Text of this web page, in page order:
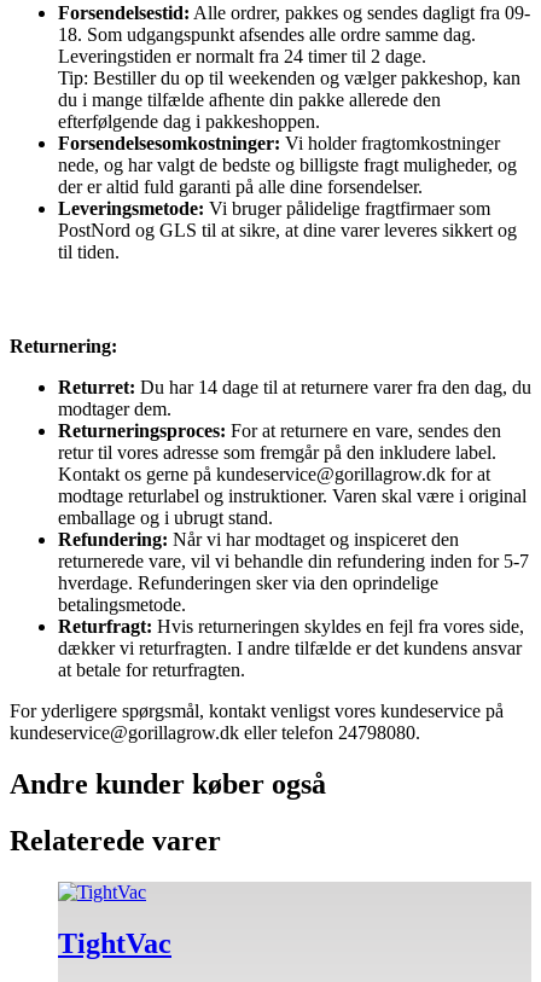
Forsendelsestid: Alle ordrer, pakkes og sendes dagligt fra 09-
18. Som udgangspunkt afsendes alle ordre samme dag.
Leveringstiden er normalt fra 24 timer til 2 dage.
Tip: Bestiller du op til weekenden og vælger pakkeshop, kan
du i mange tilfælde afhente din pakke allerede den
efterfølgende dag i pakkeshoppen.
Forsendelsesomkostninger: Vi holder fragtomkostninger
nede, og har valgt de bedste og billigste fragt muligheder, og
der er altid fuld garanti på alle dine forsendelser.
Leveringsmetode: Vi bruger pålidelige fragtfirmaer som
PostNord og GLS til at sikre, at dine varer leveres sikkert og
til tiden.
Returnering:
Returret: Du har 14 dage til at returnere varer fra den dag, du
modtager dem.
Returneringsproces: For at returnere en vare, sendes den
retur til vores adresse som fremgår på den inkludere label.
Kontakt os gerne på kundeservice@gorillagrow.dk for at
modtage returlabel og instruktioner. Varen skal være i original
emballage og i ubrugt stand.
Refundering: Når vi har modtaget og inspiceret den
returnerede vare, vil vi behandle din refundering inden for 5-7
hverdage. Refunderingen sker via den oprindelige
betalingsmetode.
Returfragt: Hvis returneringen skyldes en fejl fra vores side,
dækker vi returfragten. I andre tilfælde er det kundens ansvar
at betale for returfragten.
For yderligere spørgsmål, kontakt venligst vores kundeservice på
kundeservice@gorillagrow.dk eller telefon 24798080.
Andre kunder køber også
Relaterede varer
TightVac